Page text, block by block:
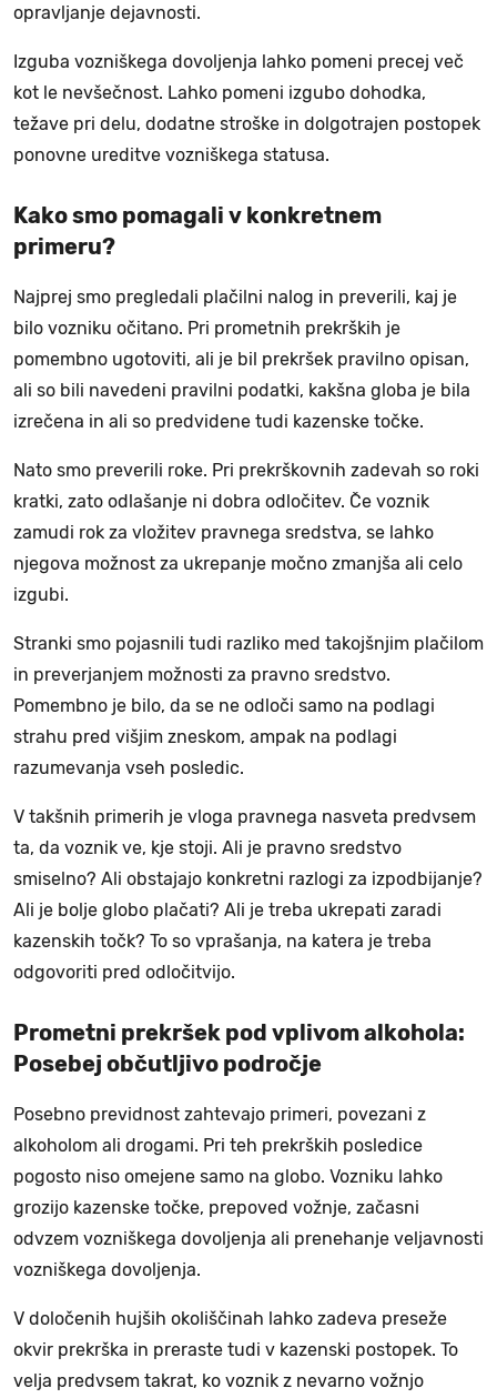
opravljanje dejavnosti.
Izguba vozniškega dovoljenja lahko pomeni precej več
kot le nevšečnost. Lahko pomeni izgubo dohodka,
težave pri delu, dodatne stroške in dolgotrajen postopek
ponovne ureditve vozniškega statusa.
Kako smo pomagali v konkretnem
primeru?
Najprej smo pregledali plačilni nalog in preverili, kaj je
bilo vozniku očitano. Pri prometnih prekrških je
pomembno ugotoviti, ali je bil prekršek pravilno opisan,
ali so bili navedeni pravilni podatki, kakšna globa je bila
izrečena in ali so predvidene tudi kazenske točke.
Nato smo preverili roke. Pri prekrškovnih zadevah so roki
kratki, zato odlašanje ni dobra odločitev. Če voznik
zamudi rok za vložitev pravnega sredstva, se lahko
njegova možnost za ukrepanje močno zmanjša ali celo
izgubi.
Stranki smo pojasnili tudi razliko med takojšnjim plačilom
in preverjanjem možnosti za pravno sredstvo.
Pomembno je bilo, da se ne odloči samo na podlagi
strahu pred višjim zneskom, ampak na podlagi
razumevanja vseh posledic.
V takšnih primerih je vloga pravnega nasveta predvsem
ta, da voznik ve, kje stoji. Ali je pravno sredstvo
smiselno? Ali obstajajo konkretni razlogi za izpodbijanje?
Ali je bolje globo plačati? Ali je treba ukrepati zaradi
kazenskih točk? To so vprašanja, na katera je treba
odgovoriti pred odločitvijo.
Prometni prekršek pod vplivom alkohola:
Posebej občutljivo področje
Posebno previdnost zahtevajo primeri, povezani z
alkoholom ali drogami. Pri teh prekrških posledice
pogosto niso omejene samo na globo. Vozniku lahko
grozijo kazenske točke, prepoved vožnje, začasni
odvzem vozniškega dovoljenja ali prenehanje veljavnosti
vozniškega dovoljenja.
V določenih hujših okoliščinah lahko zadeva preseže
okvir prekrška in preraste tudi v kazenski postopek. To
velja predvsem takrat, ko voznik z nevarno vožnjo